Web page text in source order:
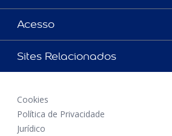
Acesso
Sites Relacionados
Cookies
Política de Privacidade
Jurídico